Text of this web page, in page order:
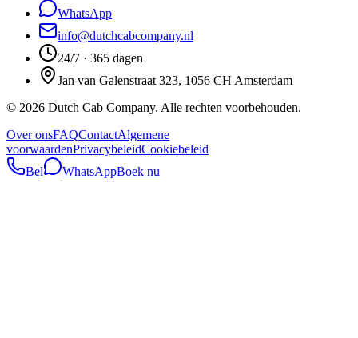
WhatsApp
info@dutchcabcompany.nl
24/7 · 365 dagen
Jan van Galenstraat 323, 1056 CH Amsterdam
© 2026 Dutch Cab Company. Alle rechten voorbehouden.
Over onsFAQContactAlgemene
voorwaardenPrivacybeleidCookiebeleid
Bel
WhatsAppBoek nu